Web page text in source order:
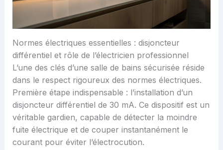
Normes électriques essentielles : disjoncteur
différentiel et rôle de l’électricien professionnel
L’une des clés d’une salle de bains sécurisée réside
dans le respect rigoureux des normes électriques.
Première étape indispensable : l’installation d’un
disjoncteur différentiel de 30 mA. Ce dispositif est un
véritable gardien, capable de détecter la moindre
fuite électrique et de couper instantanément le
courant pour éviter l’électrocution.